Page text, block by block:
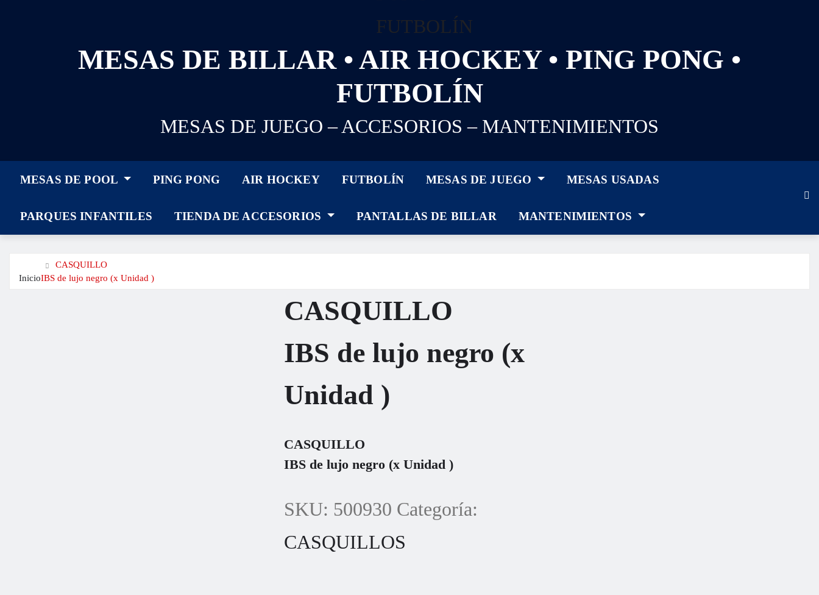
MESAS DE BILLAR • AIR HOCKEY • PING PONG •
FUTBOLÍN
MESAS DE JUEGO – ACCESORIOS – MANTENIMIENTOS
MESAS DE POOL PING PONG AIR HOCKEY FUTBOLÍN MESAS DE JUEGO MESAS USADAS
PARQUES INFANTILES TIENDA DE ACCESORIOS PANTALLAS DE BILLAR MANTENIMIENTOS
Inicio
CASQUILLO
IBS de lujo negro (x Unidad )
CASQUILLO
IBS de lujo negro (x
Unidad )
CASQUILLO
IBS de lujo negro (x Unidad )
SKU: 500930 Categoría:
CASQUILLOS